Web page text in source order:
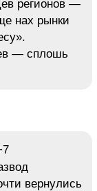
регионов —
нах рынки
— сплошь
вернулись